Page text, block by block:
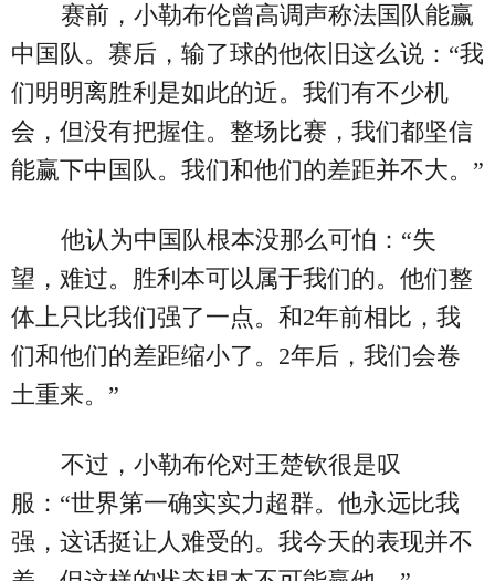
赛前，小勒布伦曾高调声称法国队能赢
中国队。赛后，输了球的他依旧这么说：“我
们明明离胜利是如此的近。我们有不少机
会，但没有把握住。整场比赛，我们都坚信
能赢下中国队。我们和他们的差距并不大。”
他认为中国队根本没那么可怕：“失
望，难过。胜利本可以属于我们的。他们整
体上只比我们强了一点。和2年前相比，我
们和他们的差距缩小了。2年后，我们会卷
土重来。”
不过，小勒布伦对王楚钦很是叹
服：“世界第一确实实力超群。他永远比我
强，这话挺让人难受的。我今天的表现并不